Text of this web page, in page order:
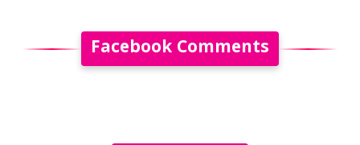
Facebook Comments